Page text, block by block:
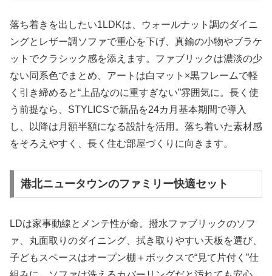
落ち着きを出したい1LDKは、ウォールナット調のダイニ
ングとレザー調ソファで重心を下げ、真鍮の小物やブラケ
ットでクラシック感を添えます。ファブリックは濃淡の少
ない同系色でまとめ、アートは白マット×黒フレームで軽
く引き締めると“上品なのに重すぎない”雰囲気に。長く使
う前提なら、STYLICSで新品を24カ月基本期間で導入
し、以降は月額半額になる設計を活用。落ち着いた素材感
をそろえやすく、長く住む部屋づくりに向きます。
港北ニュータウンのファミリー快適セット
LDは家事動線とメンテ性が命。撥水ファブリックのソフ
ァ、丸面取りのダイニング、拭き取りやすい天板を選び、
子どもスペースはオープン棚＋ボックスで“見て片付く”仕